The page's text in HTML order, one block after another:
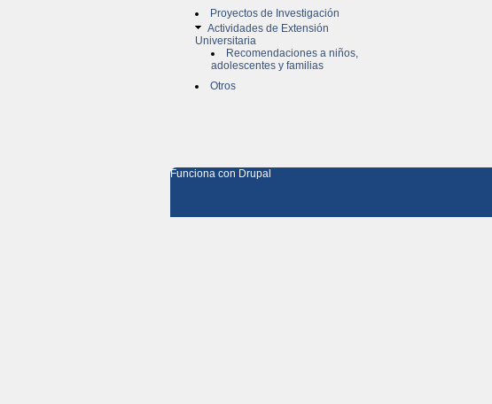
Proyectos de Investigación
Actividades de Extensión
Universitaria
Recomendaciones a niños,
adolescentes y familias
Otros
Funciona con Drupal